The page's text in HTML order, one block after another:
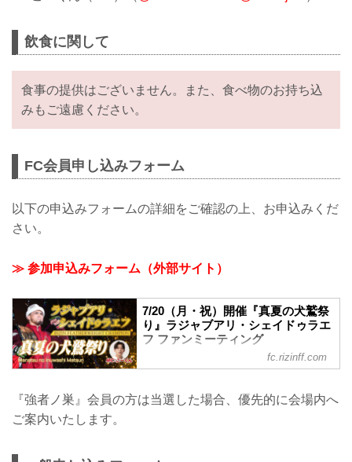
飲食に関して
食事の提供はございません。また、食べ物のお持ち込
みもご遠慮ください。
FC会員申し込みフォーム
以下の申込みフォームの詳細をご確認の上、お申込みくだ
さい。
≫ 参加申込みフォーム（外部サイト）
7/20（月・祝）開催『真夏の犬鷲祭
り』ラジャブアリ・シェイドゥラエ
フ ファンミーティング
2026年7月20日（月・祝）東京都内某所
の開催が決定！シェイドゥラエフとの写
fc.rizinff.com
『強者ノ巣』会員の方は当選した場合、優先的に会場内へ
ご案内いたします。